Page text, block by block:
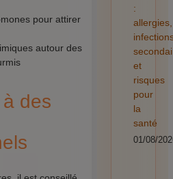
pour attirer
autour des
des
:
allergies,
et
risques
pour
la
santé
01/08/